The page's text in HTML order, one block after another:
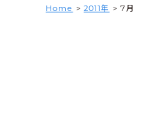
Home > 2011年 > 7月